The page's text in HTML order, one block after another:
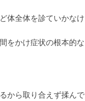
体全体を診ていかなけ
をかけ症状の根本的な
から取り合えず揉んで